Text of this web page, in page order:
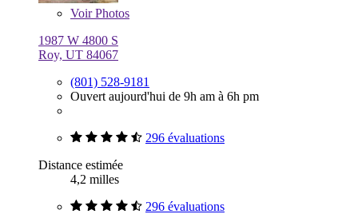
VoirPhotos
1987 W 4800 S
Roy, UT 84067
(801) 528-9181
Ouvert aujourd'hui de 9h am à 6h pm
296 évaluations
Distance estimée
4,2 milles
296 évaluations